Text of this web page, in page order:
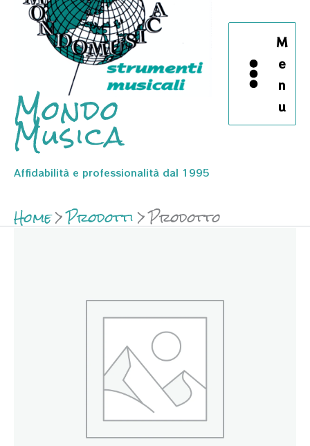
Mondo
Musica
Affidabilità e professionalità dal 1995
M
e
n
u
Home Prodotti Prodotto